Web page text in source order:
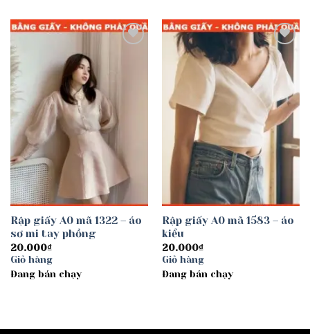
Rập giấy A0 mã 1322 – áo
sơ mi tay phồng
20.000₫
Giỏ hàng
Đang bán chạy
Add to
wishlist
Rập giấy A0 mã 1583 – áo
kiểu
20.000₫
Giỏ hàng
Đang bán chạy